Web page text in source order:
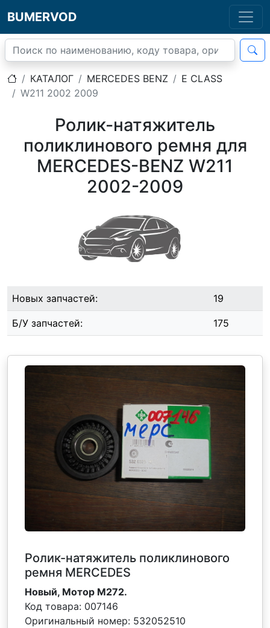
BUMERVOD
КАТАЛОГ MERCEDES BENZ
E CLASS
W211 2002 2009
Ролик-натяжитель
поликлинового ремня для
MERCEDES-BENZ W211
2002-2009
Новых запчастей: 19
Б/У запчастей: 175
Ролик-натяжитель поликлинового
ремня MERCEDES
Новый, Мотор M272.
Код товара: 007146
Оригинальный номер: 532052510